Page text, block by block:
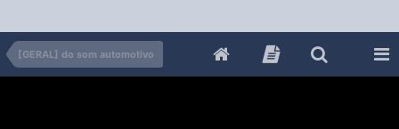
[GERAL] do som automotivo